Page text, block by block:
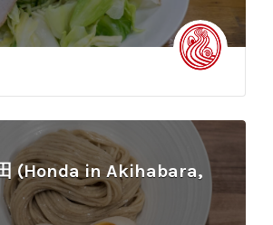
(Honda in Akihabara,